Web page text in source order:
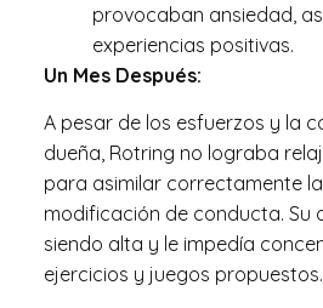
provocaban ansiedad,
experiencias positivas.
Un Mes Después:
A pesar de los esfuerzos y la
dueña, Rotring no lograba
para asimilar correctamente
modificación de conducta. Su
siendo alta y le impedía
ejercicios y juegos propuestos.